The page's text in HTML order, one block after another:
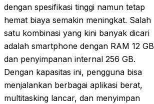
dengan spesifikasi tinggi namun tetap
hemat biaya semakin meningkat. Salah
satu kombinasi yang kini banyak dicari
adalah smartphone dengan RAM 12 GB
dan penyimpanan internal 256 GB.
Dengan kapasitas ini, pengguna bisa
menjalankan berbagai aplikasi berat,
multitasking lancar, dan menyimpan